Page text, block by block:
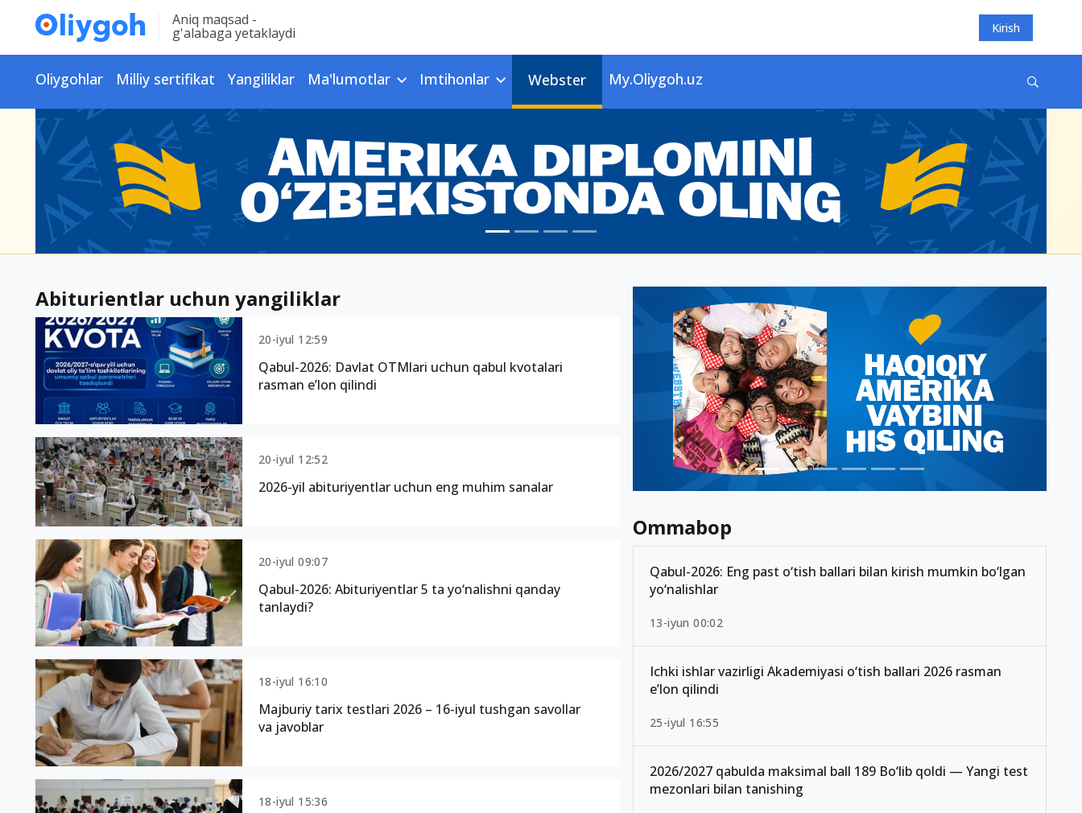
Aniq maqsad -
g'alabaga yetaklaydi Kirish
Oliygohlar Milliy sertifikat Yangiliklar Ma'lumotlar Imtihonlar Webster My.Oliygoh.uz
Abiturientlar uchun yangiliklar
20-iyul 12:59
Qabul-2026: Davlat OTMlari uchun qabul kvotalari
rasman e’lon qilindi
20-iyul 12:52
2026-yil abituriyentlar uchun eng muhim sanalar
20-iyul 09:07
Qabul-2026: Abituriyentlar 5 ta yo‘nalishni qanday
tanlaydi?
18-iyul 16:10
Majburiy tarix testlari 2026 – 16-iyul tushgan savollar
va javoblar
18-iyul 15:36
Ommabop
Qabul-2026: Eng past o‘tish ballari bilan kirish mumkin bo‘lgan
yo‘nalishlar
13-iyun 00:02
Ichki ishlar vazirligi Akademiyasi o‘tish ballari 2026 rasman
e’lon qilindi
25-iyul 16:55
2026/2027 qabulda maksimal ball 189 Bo‘lib qoldi — Yangi test
mezonlari bilan tanishing